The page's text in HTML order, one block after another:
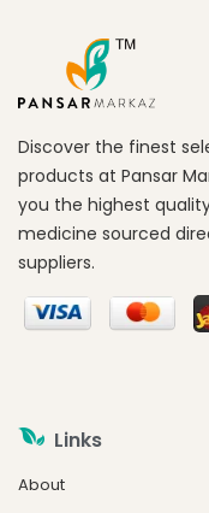
Discover the finest
products at Pansar
you the highest
medicine sourced
suppliers.
Links
About